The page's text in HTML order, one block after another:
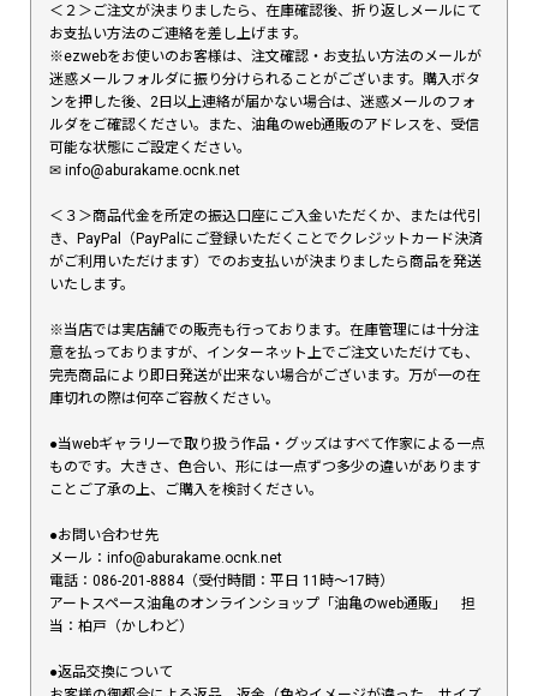
＜２＞ご注文が決まりましたら、在庫確認後、折り返しメールにて
お支払い方法のご連絡を差し上げます。
※ezwebをお使いのお客様は、注文確認・お支払い方法のメールが
迷惑メールフォルダに振り分けられることがございます。購入ボタ
ンを押した後、2日以上連絡が届かない場合は、迷惑メールのフォ
ルダをご確認ください。また、油亀のweb通販のアドレスを、受信
可能な状態にご設定ください。
✉︎ info@aburakame.ocnk.net
＜３＞商品代金を所定の振込口座にご入金いただくか、または代引
き、PayPal（PayPalにご登録いただくことでクレジットカード決済
がご利用いただけます）でのお支払いが決まりましたら商品を発送
いたします。
※当店では実店舗での販売も行っております。在庫管理には十分注
意を払っておりますが、インターネット上でご注文いただけても、
完売商品により即日発送が出来ない場合がございます。万が一の在
庫切れの際は何卒ご容赦ください。
●当webギャラリーで取り扱う作品・グッズはすべて作家による一点
ものです。大きさ、色合い、形には一点ずつ多少の違いがあります
ことご了承の上、ご購入を検討ください。
●お問い合わせ先
メール：info@aburakame.ocnk.net
電話：086-201-8884（受付時間：平日 11時〜17時）
アートスペース油亀のオンラインショップ「油亀のweb通販」 担
当：柏戸（かしわど）
●返品交換について